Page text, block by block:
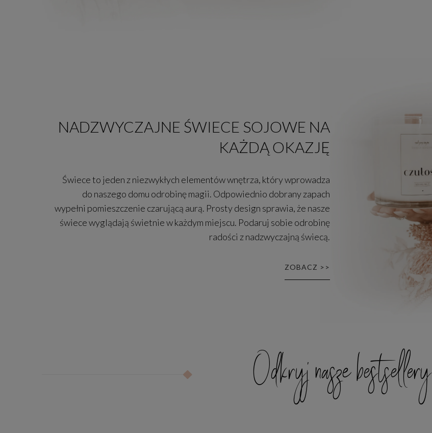
NADZWYCZAJNE ŚWIECE SOJOWE NA
KAŻDĄ OKAZJĘ
Świece to jeden z niezwykłych elementów wnętrza, który wprowadza
do naszego domu odrobinę magii. Odpowiednio dobrany zapach
wypełni pomieszczenie czarującą aurą. Prosty design sprawia, że nasze
świece wyglądają świetnie w każdym miejscu. Podaruj sobie odrobinę
radości z nadzwyczajną świecą.
ZOBACZ >>
Odkryj nasze bestsellery